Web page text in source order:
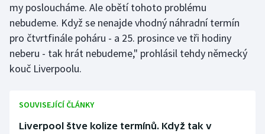
Lezení
Lyže a snowboard
Moderní pětiboj
Olympijské hry
my posloucháme. Ale obětí tohoto problému
nebudeme. Když se nenajde vhodný náhradní termín
pro čtvrtfinále poháru - a 25. prosince ve tři hodiny
neberu - tak hrát nebudeme," prohlásil tehdy německý
kouč Liverpoolu.
SOUVISEJÍCÍ ČLÁNKY
Liverpool štve kolize termínů. Když tak v